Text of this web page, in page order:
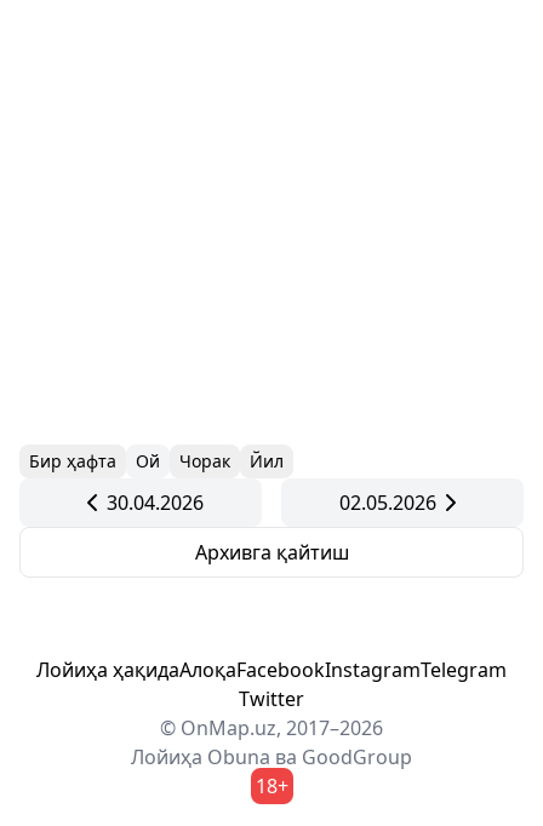
Бир ҳафта Ой Чорак Йил
30.04.2026
02.05.2026
Архивга қайтиш
Лойиҳа ҳақидаАлоқаFacebookInstagramTelegram
Twitter
© OnMap.uz, 2017–2026
Лойиҳа Obuna ва GoodGroup
18+